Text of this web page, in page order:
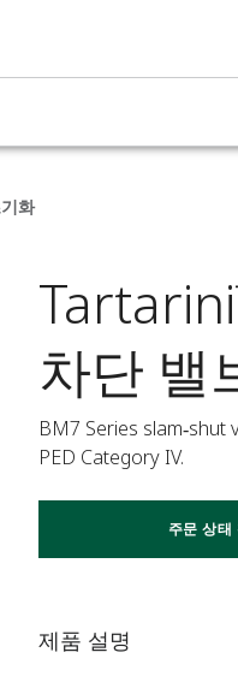
화
차단 밸
BM7 Series
PED Category IV.
주문 상태
제품 설명